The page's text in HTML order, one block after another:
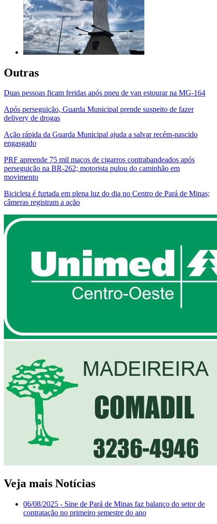
Outras
Duas pessoas ficam feridas após pneu de van estourar na MG-164
Após perseguição, Guarda Municipal prende suspeito de fazer
delivery de drogas
Ação rápida da Guarda Municipal ajuda a salvar recém-nascido
engasgado
PRF apreende 75 mil maços de cigarros contrabandeados após
perseguição na BR-262; motorista pulou do caminhão em
movimento
Bicicleta é furtada em plena luz do dia no Centro de Pará de Minas;
câmeras registram a ação
Veja mais Notícias
06/08/2025 - Sine de Pará de Minas faz balanço do setor de
contratação no primeiro semestre do ano